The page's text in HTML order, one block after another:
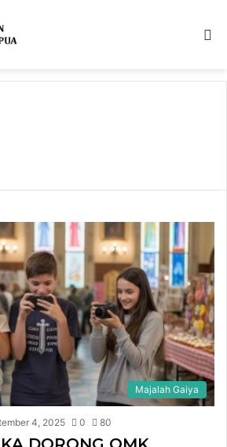
Majalah Gaiya
4, 2025 0 80